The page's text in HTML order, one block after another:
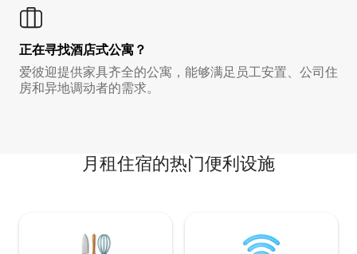
正在寻找酒店式公寓？
爱彼迎提供家具齐全的公寓，能够满足员工安置、公司住
房和异地调动者的需求。
月租住宿的热门便利设施